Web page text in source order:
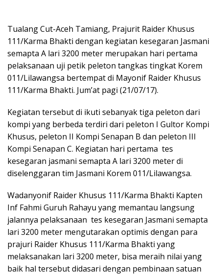
Tualang Cut-Aceh Tamiang, Prajurit Raider Khusus
111/Karma Bhakti dengan kegiatan kesegaran Jasmani
semapta A lari 3200 meter merupakan hari pertama
pelaksanaan uji petik peleton tangkas tingkat Korem
011/Lilawangsa bertempat di Mayonif Raider Khusus
111/Karma Bhakti. Jum’at pagi (21/07/17).
Kegiatan tersebut di ikuti sebanyak tiga peleton dari
kompi yang berbeda terdiri dari peleton I Gultor Kompi
Khusus, peleton II Kompi Senapan B dan peleton III
Kompi Senapan C. Kegiatan hari pertama tes
kesegaran jasmani semapta A lari 3200 meter di
diselenggaran tim Jasmani Korem 011/Lilawangsa.
Wadanyonif Raider Khusus 111/Karma Bhakti Kapten
Inf Fahmi Guruh Rahayu yang memantau langsung
jalannya pelaksanaan tes kesegaran Jasmani semapta
lari 3200 meter mengutarakan optimis dengan para
prajuri Raider Khusus 111/Karma Bhakti yang
melaksanakan lari 3200 meter, bisa meraih nilai yang
baik hal tersebut didasari dengan pembinaan satuan